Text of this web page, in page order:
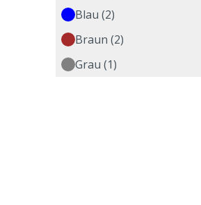
Blau (2)
Braun (2)
Grau (1)